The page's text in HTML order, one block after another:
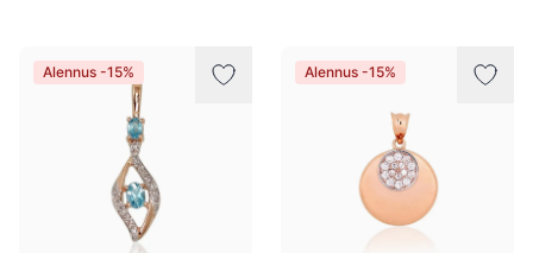
Alennus -15% Alennus -15%